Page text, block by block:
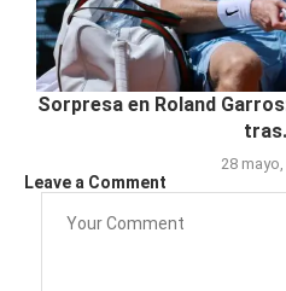
Sorpresa en Roland
28
Leave a Comment